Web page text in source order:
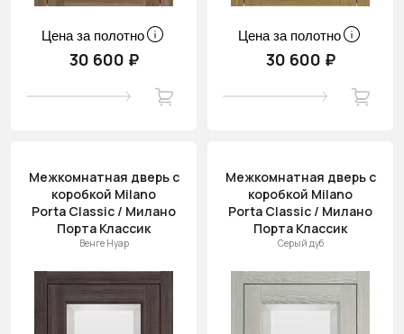
Цена за полотно
30 600 ₽
Цена за полотно
30 600 ₽
Межкомнатная дверь с
коробкой Milano
Porta Classic / Милано
Порта Классик
Венге Нуар
Межкомнатная дверь с
коробкой Milano
Porta Classic / Милано
Порта Классик
Серый дуб